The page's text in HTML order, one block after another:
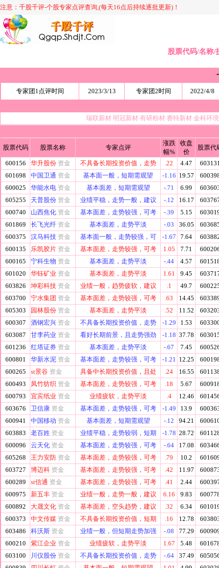
注意：千股千评-个股专家点评查询,(每天16点后持续逐批更新)！
股票代码/名称/
专家团1点评时间 2023/3/13 专家团2时间 2022/4/8
瑞联新材 明冠新材 有研粉材 赛特新材 金科环
股票代码 股票名称 专家点评
涨跌
幅%
收盘
价
股票代
600156 华升股份 资金 不具备长期投资价值，走势 .22 4.47
601698
中国卫通 资金 基本面一般，短期需观望 -1.16 19.57
600025
华能水电 资金 基本面差，短期需观望 -.71 6.99
605255
天普股份 资金 业绩平稳，走势一般，建议 -.12 16.17
600740
山西焦化 资金 基本面差，走势较强，可考 -.39 5.15
601869
长飞光纤 资金 基本面差，走势平淡 -.03 36.05
600375
汉马科技 资金 基本面一般，走势较强，可 -1.67 7.64
600135
乐凯胶片 资金 基本面差，走势较强，可考 1.05 7.71
600165
宁科生物 资金 基本面差，走势平淡 -.44 4.57
601020
华钰矿业 资金 基本面差，走势平淡 1.61 9.45
603826
坤彩科技 资金 业绩一般，趋势疲软，建议 .1 49.7
603700
宁水集团 资金 基本面差，走势较强，可考 .63 14.45
605303
园林股份 资金 基本面差，走势平淡 .52 11.52
600307
酒钢宏兴 资金 不具备长期投资价值，走势 -1.29 1.53
603087
甘李药业 资金 看好长期前景，且走势强劲 -1.18 37.78
601236
红塔证券 资金 基本面差，走势平淡 -.67 7.45
600801
华新水泥 资金 基本面差，走势较强，可考 -1.21 12.25
600265
st景谷 资金 具备中长期投资价值，且处 .24 16.55
600493
凤竹纺织 资金 基本面差，走势较强，可考 .18 5.67
600793
宜宾纸业 资金 业绩疲软，走势平淡 .4 12.46
603676
卫信康 资金 基本面差，走势较强，可考 -1.49 13.9
600941
中国移动 资金 基本面差，短期需观望 -.12 94.21
603883
老百姓 资金 业绩平稳，走势较弱，短期 -1.78 28.72
600096
云天化 资金 基本面差，走势较强，可考 -.64 17.08
605268
王力安防 资金 基本面差，走势较强，可考 .79 10.2
603727
博迈科 资金 基本面差，走势较强，可考 .42 11.97
600289
st信通 资金 基本面差，走势较强，可考 .41 2.44
600975
新五丰 资金 业绩一般，走势一般，建议 6.16 9.83
600892
大晟文化 资金 基本面差，空头趋势，建议 .32 6.34
600373
中文传媒 资金 不具备长期投资价值，短期 .16 12.78
603486
科沃斯 资金 业绩一般，但短期走势加强 -.08 77.29
600210
紫江企业 资金 业绩疲软，走势平淡 1.67 5.48
603100
川仪股份 资金 不具备长期投资价值，走势 -.64 37.49